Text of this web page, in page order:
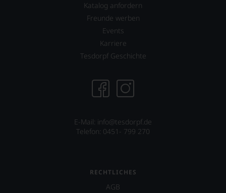
Katalog anfordern
Freunde werben
Events
Karriere
Tesdorpf Geschichte
E-Mail: info@tesdorpf.de
Telefon: 0451- 799 270
RECHTLICHES
AGB